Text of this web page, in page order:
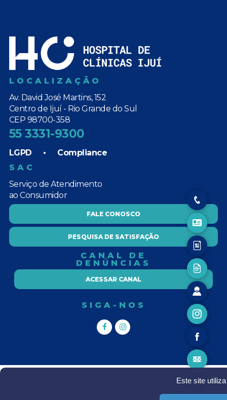
Este site
LOCALIZAÇÃO
Av. David José Martins, 152
Centro de Ijuí - Rio Grande do Sul
CEP 98700-358
55 3331-9300
LGPD • Compliance
SAC
Serviço de Atendimento
ao Consumidor
FALE CONOSCO
PESQUISA DE SATISFAÇÃO
CANAL DE
DENÚNCIAS
ACESSAR CANAL
SIGA-NOS
HOSPITAL DE CLÍNICAS IJUI - COPYRIGHT Ⓒ TODOS OS